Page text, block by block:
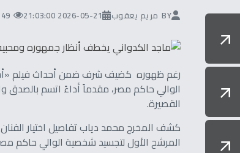
BY مريم يعقوب 2026-05-21 21:03:00
49 VISITS
رغم ظهوره كضيف شرف ضمن أحداث فيلم
الوالي حاكم مصر، مقدماً أداءً اتسم
القصيرة.
كشف المخرج محمد دياب تفاصيل اختيار
المرشح الأول لتجسيد شخصية الوالي حاكم